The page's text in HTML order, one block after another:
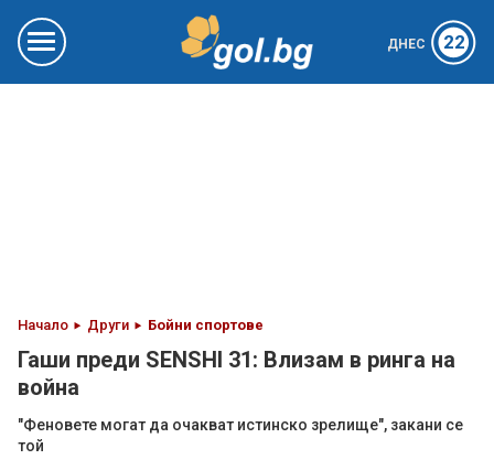
ДНЕС 22
Начало Други Бойни спортове
Гаши преди SENSHI 31: Влизам в ринга на
война
"Феновете могат да очакват истинско зрелище", закани се
той